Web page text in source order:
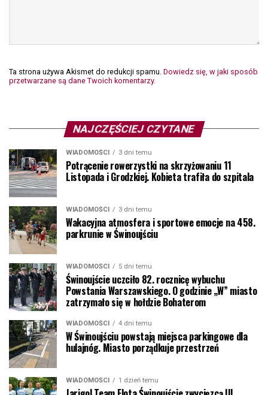
Ta strona używa Akismet do redukcji spamu. Dowiedz się, w jaki sposób
przetwarzane są dane Twoich komentarzy.
NAJCZĘŚCIEJ CZYTANE
WIADOMOŚCI 3 dni temu
Potrącenie rowerzystki na skrzyżowaniu 11
Listopada i Grodzkiej. Kobieta trafiła do szpitala
WIADOMOŚCI 3 dni temu
Wakacyjna atmosfera i sportowe emocje na 458.
parkrunie w Świnoujściu
WIADOMOŚCI 5 dni temu
Świnoujście uczciło 82. rocznicę wybuchu
Powstania Warszawskiego. O godzinie „W” miasto
zatrzymało się w hołdzie Bohaterom
WIADOMOŚCI 4 dni temu
W Świnoujściu powstają miejsca parkingowe dla
hulajnóg. Miasto porządkuje przestrzeń
WIADOMOŚCI 1 dzień temu